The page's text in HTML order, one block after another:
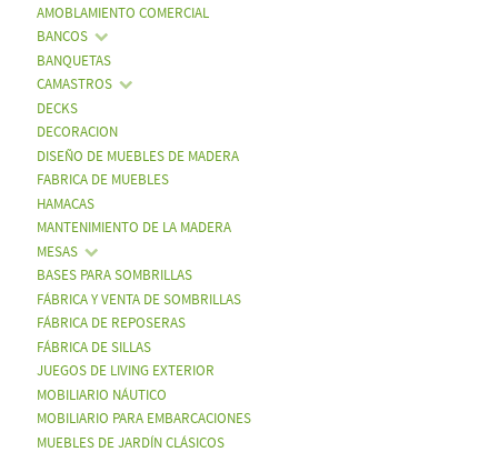
AMOBLAMIENTO COMERCIAL
BANCOS
BANQUETAS
CAMASTROS
DECKS
DECORACION
DISEÑO DE MUEBLES DE MADERA
FABRICA DE MUEBLES
HAMACAS
MANTENIMIENTO DE LA MADERA
MESAS
BASES PARA SOMBRILLAS
FÁBRICA Y VENTA DE SOMBRILLAS
FÁBRICA DE REPOSERAS
FÁBRICA DE SILLAS
JUEGOS DE LIVING EXTERIOR
MOBILIARIO NÁUTICO
MOBILIARIO PARA EMBARCACIONES
MUEBLES DE JARDÍN CLÁSICOS